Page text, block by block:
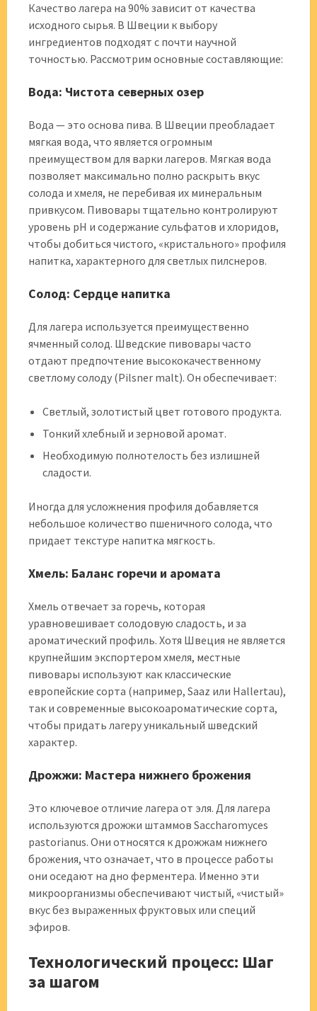
Качество лагера на 90% зависит от качества
исходного сырья. В Швеции к выбору
ингредиентов подходят с почти научной
точностью. Рассмотрим основные составляющие:
Вода: Чистота северных озер
Вода — это основа пива. В Швеции преобладает
мягкая вода, что является огромным
преимуществом для варки лагеров. Мягкая вода
позволяет максимально полно раскрыть вкус
солода и хмеля, не перебивая их минеральным
привкусом. Пивовары тщательно контролируют
уровень pH и содержание сульфатов и хлоридов,
чтобы добиться чистого, «кристального» профиля
напитка, характерного для светлых пилснеров.
Солод: Сердце напитка
Для лагера используется преимущественно
ячменный солод. Шведские пивовары часто
отдают предпочтение высококачественному
светлому солоду (Pilsner malt). Он обеспечивает:
Светлый, золотистый цвет готового продукта.
Тонкий хлебный и зерновой аромат.
Необходимую полнотелость без излишней
сладости.
Иногда для усложнения профиля добавляется
небольшое количество пшеничного солода, что
придает текстуре напитка мягкость.
Хмель: Баланс горечи и аромата
Хмель отвечает за горечь, которая
уравновешивает солодовую сладость, и за
ароматический профиль. Хотя Швеция не является
крупнейшим экспортером хмеля, местные
пивовары используют как классические
европейские сорта (например, Saaz или Hallertau),
так и современные высокоароматические сорта,
чтобы придать лагеру уникальный шведский
характер.
Дрожжи: Мастера нижнего брожения
Это ключевое отличие лагера от эля. Для лагера
используются дрожжи штаммов Saccharomyces
pastorianus. Они относятся к дрожжам нижнего
брожения, что означает, что в процессе работы
они оседают на дно ферментера. Именно эти
микроорганизмы обеспечивают чистый, «чистый»
вкус без выраженных фруктовых или специй
эфиров.
Технологический процесс: Шаг
за шагом